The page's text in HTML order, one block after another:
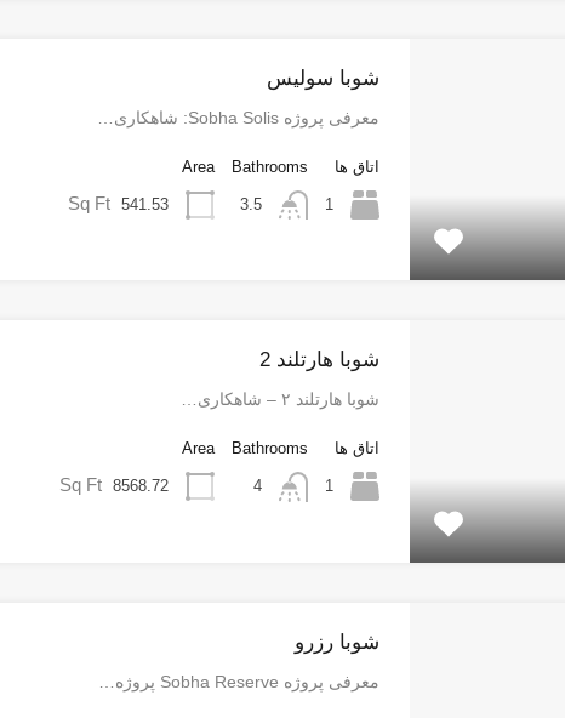
شوبا سولیس
معرفی پروژه Sobha Solis: شاهکاری…
اتاق ها
1
Bathrooms
3.5
Area
541.53
Sq Ft
شوبا هارتلند 2
شوبا هارتلند ۲ – شاهکاری…
اتاق ها
1
Bathrooms
4
Area
8568.72
Sq Ft
شوبا رزرو
معرفی پروژه Sobha Reserve پروژه…